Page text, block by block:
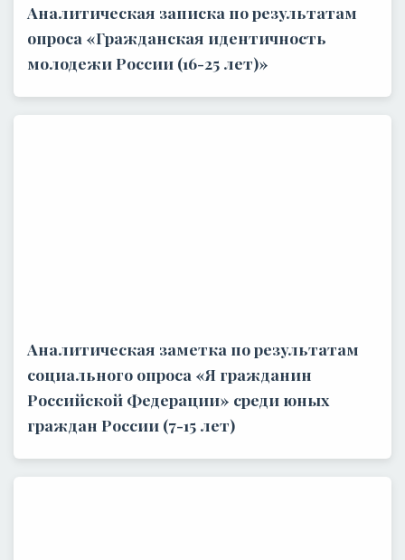
Аналитическая записка по результатам
опроса «Гражданская идентичность
молодежи России (16-25 лет)»
Аналитическая заметка по результатам
социального опроса «Я гражданин
Российской Федерации» среди юных
граждан России (7-15 лет)